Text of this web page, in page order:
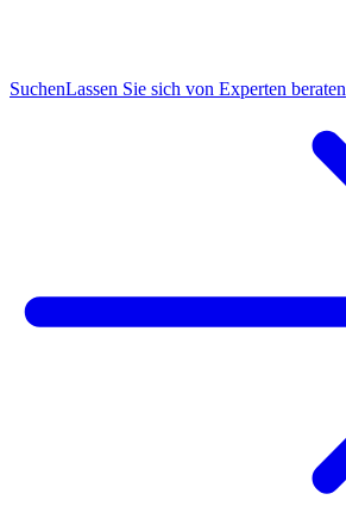
SuchenLassen Sie sich von Experten beraten